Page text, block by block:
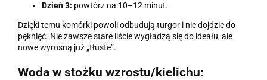
Dzień 3: powtórz na 10–12 minut.
Dzięki temu komórki powoli odbudują turgor i nie dojdzie do
pęknięć. Nie zawsze stare liście wygładzą się do ideału, ale
nowe wyrosną już „tłuste”.
Woda w stożku wzrostu/kielichu: